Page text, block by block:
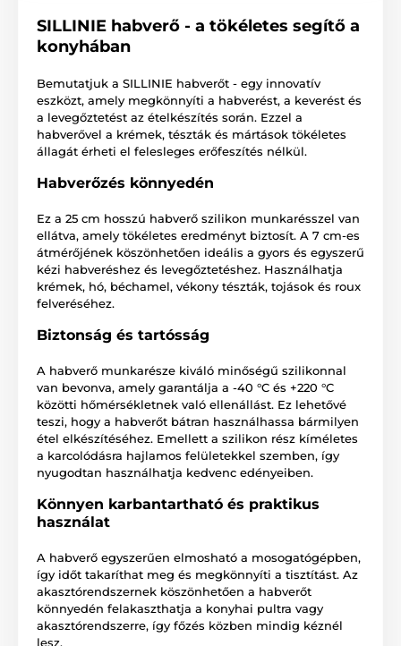
SILLINIE habverő - a tökéletes segítő a
konyhában
Bemutatjuk a SILLINIE habverőt - egy innovatív
eszközt, amely megkönnyíti a habverést, a keverést és
a levegőztetést az ételkészítés során. Ezzel a
habverővel a krémek, tészták és mártások tökéletes
állagát érheti el felesleges erőfeszítés nélkül.
Habverőzés könnyedén
Ez a 25 cm hosszú habverő szilikon munkarésszel van
ellátva, amely tökéletes eredményt biztosít. A 7 cm-es
átmérőjének köszönhetően ideális a gyors és egyszerű
kézi habveréshez és levegőztetéshez. Használhatja
krémek, hó, béchamel, vékony tészták, tojások és roux
felveréséhez.
Biztonság és tartósság
A habverő munkarésze kiváló minőségű szilikonnal
van bevonva, amely garantálja a -40 °C és +220 °C
közötti hőmérsékletnek való ellenállást. Ez lehetővé
teszi, hogy a habverőt bátran használhassa bármilyen
étel elkészítéséhez. Emellett a szilikon rész kíméletes
a karcolódásra hajlamos felületekkel szemben, így
nyugodtan használhatja kedvenc edényeiben.
Könnyen karbantartható és praktikus
használat
A habverő egyszerűen elmosható a mosogatógépben,
így időt takaríthat meg és megkönnyíti a tisztítást. Az
akasztórendszernek köszönhetően a habverőt
könnyedén felakaszthatja a konyhai pultra vagy
akasztórendszerre, így főzés közben mindig kéznél
lesz.